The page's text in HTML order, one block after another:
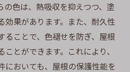
設置で得られる美観効果
与するタスペーサー
スで美しさを持続させる
持に必要なケア
の色は、熱吸収を抑えつつ、塗
効果があります。また、耐久性
ることで、色褪せを防ぎ、屋根
とができます。これにより、
においても、屋根の保護性能を